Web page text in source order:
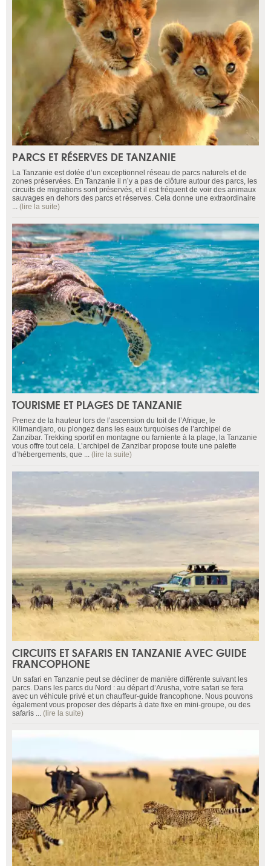
PARCS ET RÉSERVES DE TANZANIE
La Tanzanie est dotée d’un exceptionnel réseau de parcs naturels et de
zones préservées. En Tanzanie il n’y a pas de clôture autour des parcs, les
circuits de migrations sont préservés, et il est fréquent de voir des animaux
sauvages en dehors des parcs et réserves. Cela donne une extraordinaire
... (lire la suite)
TOURISME ET PLAGES DE TANZANIE
Prenez de la hauteur lors de l’ascension du toit de l’Afrique, le
Kilimandjaro, ou plongez dans les eaux turquoises de l’archipel de
Zanzibar. Trekking sportif en montagne ou farniente à la plage, la Tanzanie
vous offre tout cela. L’archipel de Zanzibar propose toute une palette
d’hébergements, que ... (lire la suite)
CIRCUITS ET SAFARIS EN TANZANIE AVEC GUIDE
FRANCOPHONE
Un safari en Tanzanie peut se décliner de manière différente suivant les
parcs. Dans les parcs du Nord : au départ d’Arusha, votre safari se fera
avec un véhicule privé et un chauffeur-guide francophone. Nous pouvons
également vous proposer des départs à date fixe en mini-groupe, ou des
safaris ... (lire la suite)